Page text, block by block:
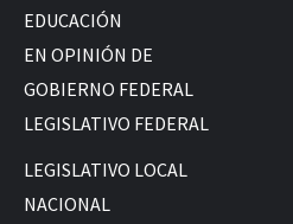
EDUCACIÓN
EN OPINIÓN DE
GOBIERNO FEDERAL
LEGISLATIVO FEDERAL
LEGISLATIVO LOCAL
NACIONAL